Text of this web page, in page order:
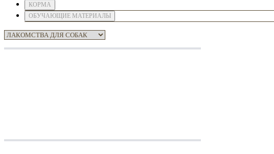
КОРМА
ОБУЧАЮЩИЕ МАТЕРИАЛЫ